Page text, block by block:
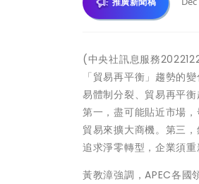
(中央社訊息服務
「貿易再平衡」趨勢的
易體制分裂、貿易再平
第一，盡可能貼近市場
貿易來擴大商機。第三
追求淨零轉型，企業須
黃教漳強調，APEC各